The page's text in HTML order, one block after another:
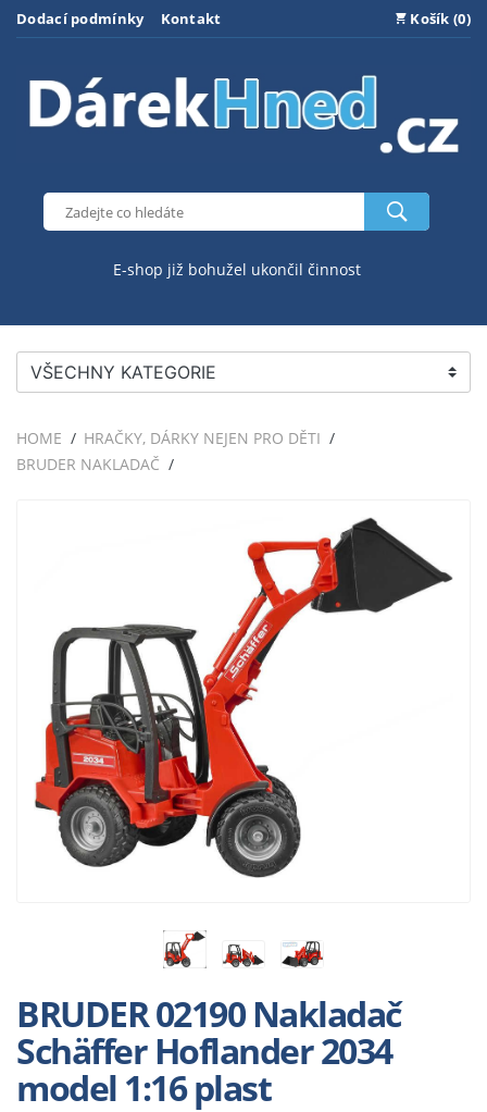
Dodací podmínky Kontakt Košík (0)
E-shop již bohužel ukončil činnost
VŠECHNY KATEGORIE
HOME
HRAČKY, DÁRKY NEJEN PRO DĚTI
BRUDER NAKLADAČ
BRUDER 02190 Nakladač
Schäffer Hoflander 2034
model 1:16 plast